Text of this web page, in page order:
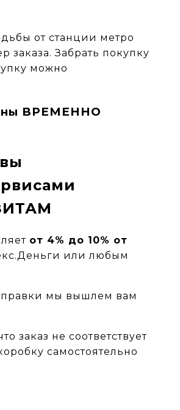
от станции метро
заказа. Забрать покупку
можно
ВРЕМЕННО
от 4% до 10% от
или любым
мы вышлем вам
заказ не соответствует
самостоятельно